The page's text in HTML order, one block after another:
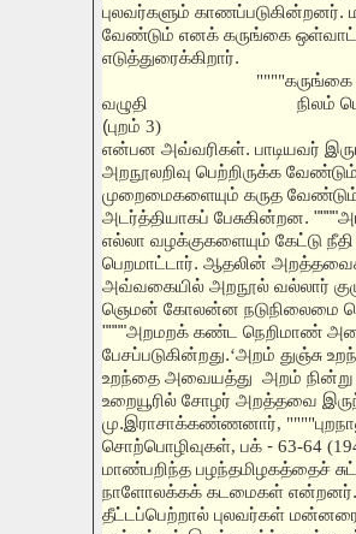
புலவர்களும்
வேண்டும் எனக் கருங்கை ஒள்வாட்
எடுத்துரைக்கிறார்.
""""கருங்கை
வழுதி
நிலம்
(புறம் 3)
என்பன அவ்வரிகள். பாடியவர்
அறநூலறிவு பெற்றிருக்க
முறைமைகளையும் கருத
அடர்த்தியாகப் பேசுகின்றன.
எல்லா வழக்குகளையும் கேட்டு
பெறமாட்டார். ஆதலின்
அவ்வகையில் அறநூல் வல்லார்
ஞெமன் கோலன்ன நடுநிலைமை
""""அறமறக் கண்ட நெறிமாண்
பேசப்படுகின்றது.‘அறம் துஞ்சு
உறந்தை அவையத்து அறம் நின்று
உறையூரில் சோழர் அறத்தவை
மு.இராசாக்கண்ணனார், """"
சொற்பொழிவுகள், பக் - 63-64
மாண்பறிந்த பழந்தமிழகத்தைச்
நாளோலக்கக் கடமைகள் என்றனர்.
தீட்டப்பெற்றால் புலவர்கள்